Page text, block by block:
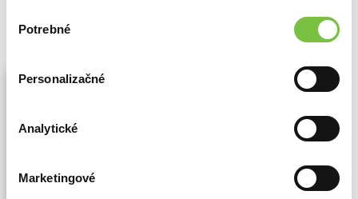
cookies.
súhlasu
Potrebné
Personalizačné
Analytické
Marketingové
Krevní pouta: Kniha páta (Dluh krve)
Po celá staletí žil Henry Fitzroy, upír a
nemanželský syn Jindřicha VIII., v souladu s
nebylo nutné, nepřitahoval k sobě
pozornost a nikdy nenarušoval území